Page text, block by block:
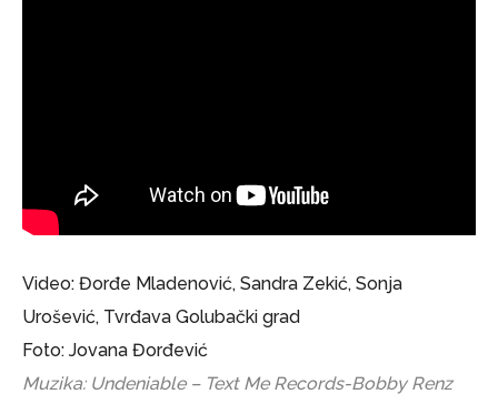
Video: Đorđe Mladenović, Sandra Zekić, Sonja
Urošević, Tvrđava Golubački grad
Foto: Jovana Đorđević
Muzika: Undeniable – Text Me Records-Bobby Renz